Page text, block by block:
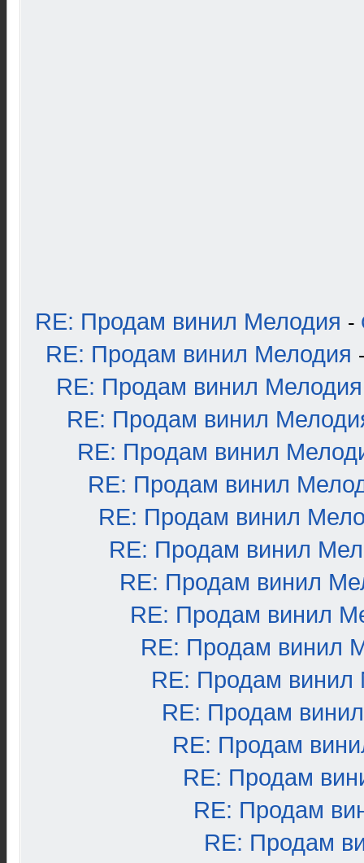
RE: Продам винил Мелодия -
RE: Продам винил Мелодия
RE: Продам винил Мелодия
RE: Продам винил
RE: Продам винил
RE: Продам винил
RE: Продам винил
RE: Продам винил
RE: Продам винил
RE: Продам винил
RE: Продам винил
RE: Продам винил
RE: Продам
RE: Продам
RE: Продам
RE: Продам
RE: Продам